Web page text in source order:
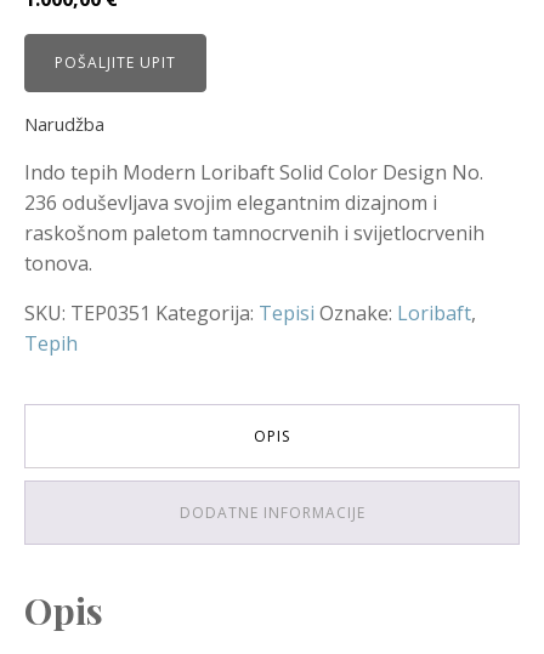
POŠALJITE UPIT
Narudžba
Indo tepih Modern Loribaft Solid Color Design No.
236 oduševljava svojim elegantnim dizajnom i
raskošnom paletom tamnocrvenih i svijetlocrvenih
tonova.
SKU: TEP0351 Kategorija: Tepisi Oznake: Loribaft,
Tepih
OPIS
DODATNE INFORMACIJE
Opis